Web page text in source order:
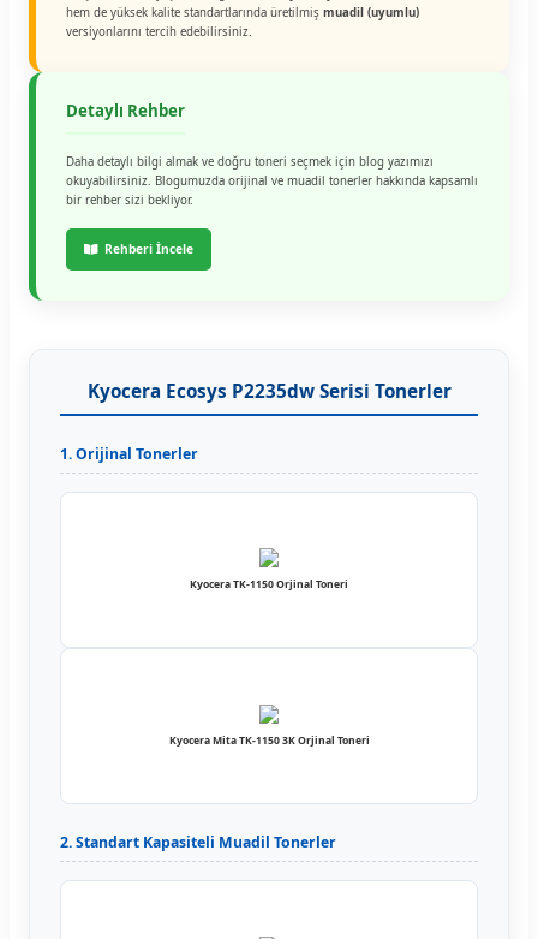
hem de yüksek kalite standartlarında üretilmiş muadil (uyumlu)
versiyonlarını tercih edebilirsiniz.
Detaylı Rehber
Daha detaylı bilgi almak ve doğru toneri seçmek için blog yazımızı
okuyabilirsiniz. Blogumuzda orijinal ve muadil tonerler hakkında kapsamlı
bir rehber sizi bekliyor.
Rehberi İncele
Kyocera Ecosys P2235dw Serisi Tonerler
1. Orijinal Tonerler
Kyocera TK-1150 Orjinal Toneri
Kyocera Mita TK-1150 3K Orjinal Toneri
2. Standart Kapasiteli Muadil Tonerler